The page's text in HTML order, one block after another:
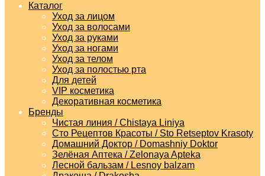
Каталог
Уход за лицом
Уход за волосами
Уход за руками
Уход за ногами
Уход за телом
Уход за полостью рта
Для детей
VIP косметика
Декоративная косметика
Бренды
Чистая линия / Chistaya Liniya
Сто Рецептов Красоты / Sto Retseptov Krasoty
Домашний Доктор / Domashniy Doktor
Зелёная Аптека / Zelonaya Apteka
Лесной бальзам / Lesnoy balzam